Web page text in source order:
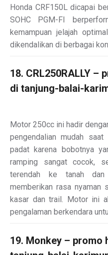
Honda CRF150L dicapai
SOHC PGM-FI
kemampuan jelajah
dikendalikan di berbagai
18. CRL250RALLY –
di tanjung-balai-
Motor 250cc ini hadir
pengendalian mudah
padat karena bobotnya
ramping sangat cocok,
terendah ke tanah dan
memberikan rasa nyaman
kasar dan trail. Motor ini
pengalaman berkendara
19. Monkey – promo